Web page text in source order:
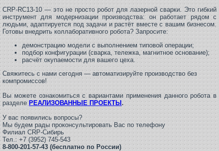
CRP‑RC13‑10 — это не просто робот для лазерной сварки. Это гибкий
инструмент для модернизации производства: он работает рядом с
людьми, адаптируется под задачи и растёт вместе с вашим бизнесом.
Готовы внедрить коллаборативного робота? Запросите:
демонстрацию модели с выполнением типовой операции;
подбор конфигурации (сварка, тележка, магнитное основание);
расчёт окупаемости для вашего цеха.
Свяжитесь с нами сегодня — автоматизируйте производство без
компромиссов!
Вы можете ознакомиться с вариантами применения данного робота в
разделе РЕАЛИЗОВАННЫЕ ПРОЕКТЫ .
У вас появились вопросы?
Мы будем рады проконсультировать Вас по телефону
Филиал CRP-Сибирь
Тел.: +7 (3952) 745-543
8-800-201-57-43 (бесплатно по России)